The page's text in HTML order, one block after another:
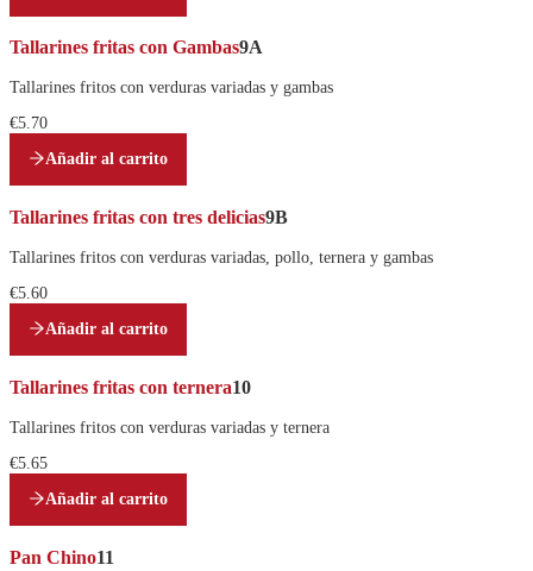
Tallarines fritas con Gambas9A
Tallarines fritos con verduras variadas y gambas
€5.70
Añadir al carrito
Tallarines fritas con tres delicias9B
Tallarines fritos con verduras variadas, pollo, ternera y gambas
€5.60
Añadir al carrito
Tallarines fritas con ternera10
Tallarines fritos con verduras variadas y ternera
€5.65
Añadir al carrito
Pan Chino11